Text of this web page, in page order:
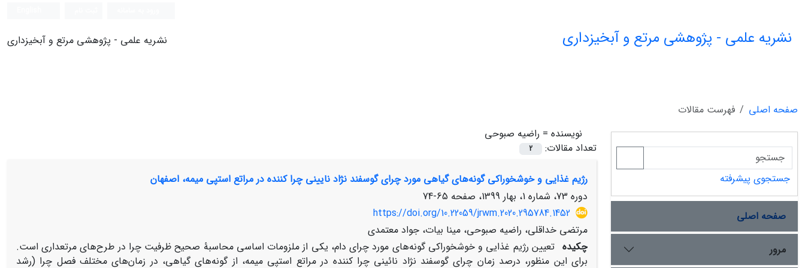
نشریه علمی - پژوهشی مرتع و آبخیزداری نشریه علمی - پژوهشی مرتع و آبخیزداری
صفحه اصلی
فهرست مقالات
نویسنده = راضیه صبوحی
تعداد مقالات:
2
رژیم غذایی و خوشخوراکی گونه‌های گیاهی مورد چرای گوسفند نژاد نایینی چرا کننده در مراتع استپی میمه، اصفهان
دوره 73، شماره 1، بهار 1399، صفحه
65-74
https://doi.org/10.22059/jrwm.2020.295784.1452
مرتضی خداقلی، راضیه صبوحی، مینا بیات، جواد معتمدی
چکیده تعیین رژیم غذایی و خوشخوراکی گونه‌‌های مورد چرای دام، یکی از ملزومات اساسی محاسبۀ صحیح ظرفیت چرا در طرح‌‌های مرتعداری است.
برای این منظور، درصد زمان چرای گوسفند نژاد نائینی چرا کننده در مراتع استپی میمه، از گونه‌‌های گیاهی، در زمان‌‌های مختلف فصل چرا (رشد
جستجوی پیشرفته
صفحه اصلی
مرور